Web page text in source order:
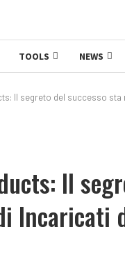
TOOLS NEWS
Il segreto del successo
Il
Incaricati